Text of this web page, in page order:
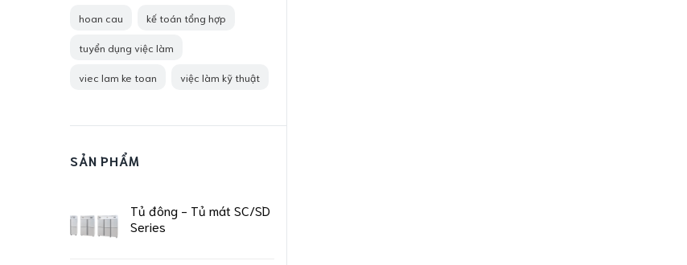
hoan cau kế toán tổng hợp
tuyển dụng việc làm
viec lam ke toan việc làm kỹ thuật
SẢN PHẨM
Tủ đông - Tủ mát SC/SD
Series